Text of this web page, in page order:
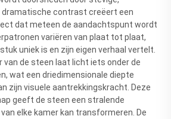
dramatische contrast creëert een
dat meteen de aandachtspunt wordt
variëren van plaat tot plaat,
uniek is en zijn eigen verhaal vertelt.
van de steen laat licht iets onder de
wat een driedimensionale diepte
zijn visuele aantrekkingskracht. Deze
geeft de steen een stralende
elke kamer kan transformeren. De